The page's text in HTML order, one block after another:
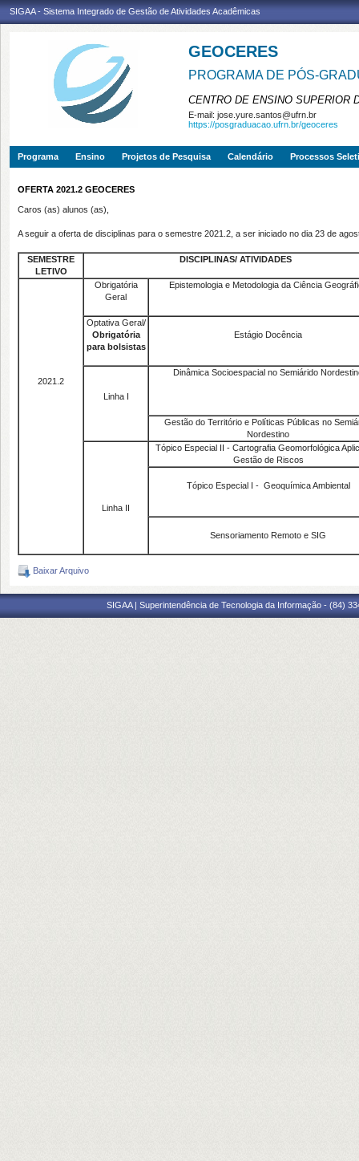
SIGAA - Sistema Integrado de Gestão de Atividades Acadêmicas
GEOCERES
PROGRAMA DE PÓS-
CENTRO DE ENSINO SUPERIOR
E-mail: jose.yure.santos@ufrn.br
https://posgraduacao.ufrn.br/geoceres
Programa Ensino Projetos de Pesquisa Calendário Processos
OFERTA 2021.2 GEOCERES
Caros (as) alunos (as),
A seguir a oferta de disciplinas para o semestre 2021.2, a ser iniciado no dia 23 de
SEMESTRE
LETIVO
DISCIPLINAS/ ATIVIDADES
2021.2
Obrigatória
Geral
Epistemologia e Metodologia da Ciência
Optativa Geral/
Obrigatória
para bolsistas
Estágio Docência
Linha I
Dinâmica Socioespacial no Semiárido
Gestão do Território e Políticas Públicas no
Nordestino
Linha II
Tópico Especial II - Cartografia Geomorfológica
Gestão de Riscos
Tópico Especial I - Geoquímica Ambiental
Sensoriamento Remoto e SIG
Baixar Arquivo
SIGAA | Superintendência de Tecnologia da Informação - (84)